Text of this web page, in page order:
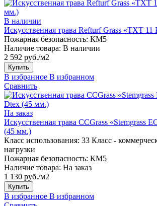
В наличии
Искусственная трава Refturf Grass «TXT
Пожарная безопасность: КМ5
Наличие товара: В наличии
2 592 руб./м2
Купить
В избранное В избранном
Сравнить
На заказ
Искусственная трава CCGrass «Stemgrass
(45 мм.)
Класс использования: 33 Класс -
нагрузки
Пожарная безопасность: КМ5
Наличие товара: На заказ
1 130 руб./м2
Купить
В избранное В избранном